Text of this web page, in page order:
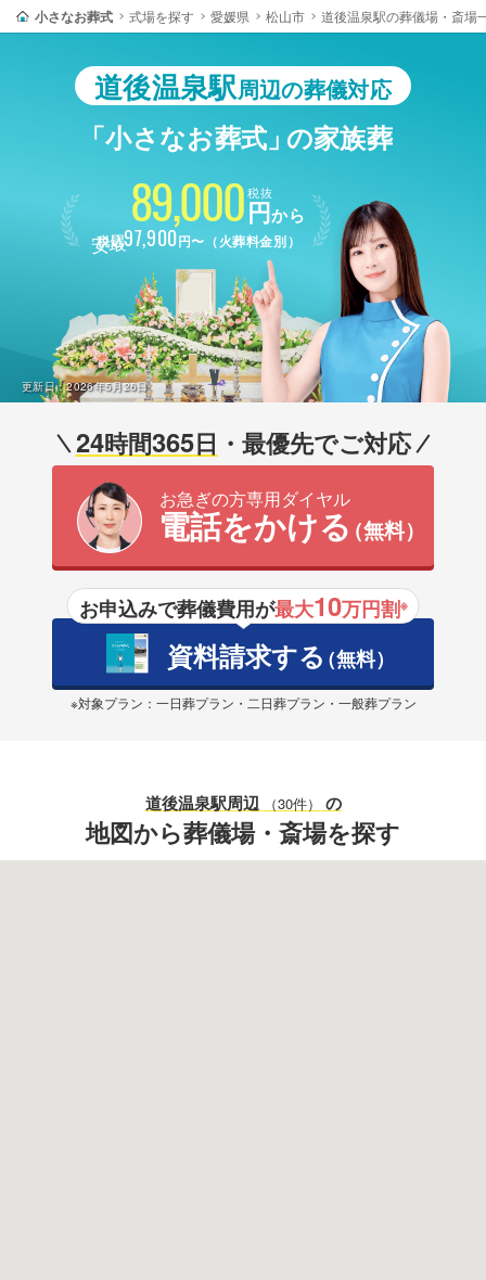
小さなお葬式 式場を探す 愛媛県 松山市 道後温泉駅の葬儀場・斎場
道後温泉駅周辺の葬儀対応
「小さなお葬式」の家族葬
更新日：2026年5月26日
89,000 税抜
円から
税込97,900円〜（火葬料金別）
24時間365日 ・最優先でご対応
お急ぎの方専用ダイヤル
電話をかける（無料）
お申込みで葬儀費用が最大10万円割※
資料請求する（無料）
※対象プラン：一日葬プラン・二日葬プラン・一般葬プラン
道後温泉駅周辺 （30件） の
地図から葬儀場・斎場を探す